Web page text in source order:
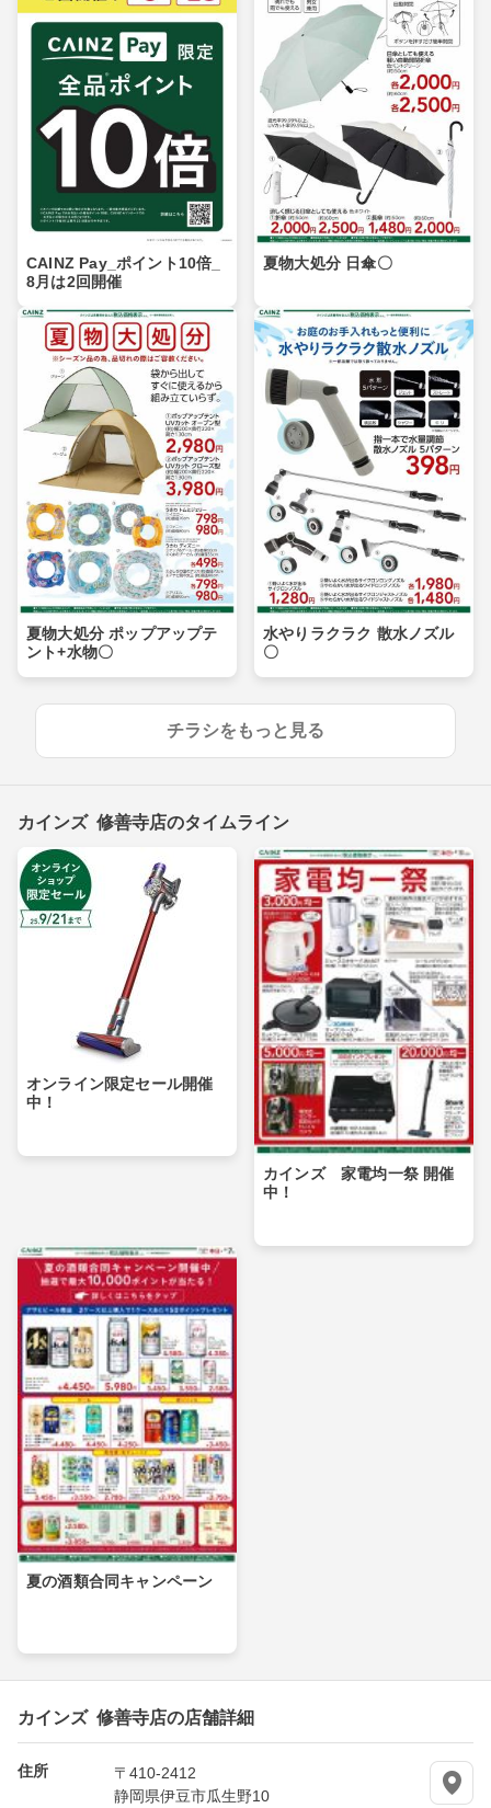
CAINZ Pay_ポイント10倍_
8月は2回開催
夏物大処分 日傘〇
夏物大処分 ポップアップテ
ント+水物〇
水やりラクラク 散水ノズル
〇
チラシをもっと見る
カインズ 修善寺店のタイムライン
オンライン限定セール開催
中！
カインズ 家電均一祭 開催
中！
夏の酒類合同キャンペーン
カインズ 修善寺店の店舗詳細
住所
〒410-2412
静岡県伊豆市瓜生野10